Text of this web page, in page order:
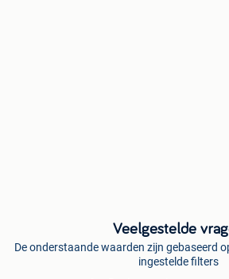
Veelgestelde
De onderstaande waarden zijn gebaseerd
ingestelde filters